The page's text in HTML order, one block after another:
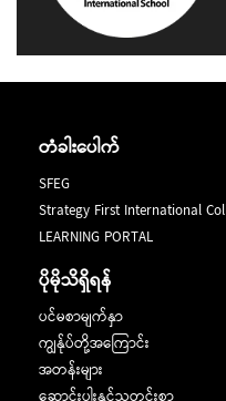
Core Units
Module 1 – Developing
Module 5 – Culture
Elective Units
Module 7 – Introduction
Module 8 – Physics
Module 9 –
ကို သင်ယူရမှာဖြစ်ပါတယ်။
𝐄𝐥𝐞𝐜𝐭𝐢𝐯𝐞 ဘာသာရ
လမ်းကြောင်းပေါ်မူတည်ပ
First Education
သင်ကြားရေးပိုင်းတွင် ယုံကြ
NCC Education ရဲ့
သင်ကြားပို့ချမှုအတွေ့အကြုံသ
Education မှ ချီးမြှင့်တဲ့
ကျောင်းသား၊ ကျောင်းသူ
ထုတ်ပေးနိုင်ခြင်း
တံခါးပေါက်
SFEG
Strategy First International
LEARNING PORTAL
ပိုမိုသိရှိရန်
ပင်မစာမျက်နှာ
ကျွန်ုပ်တို့အကြောင်း
အတန်းများ